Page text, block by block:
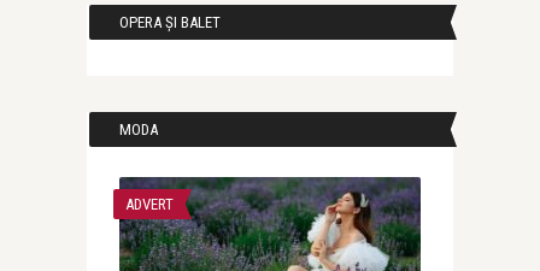
OPERA ȘI BALET
MODA
ADVERT